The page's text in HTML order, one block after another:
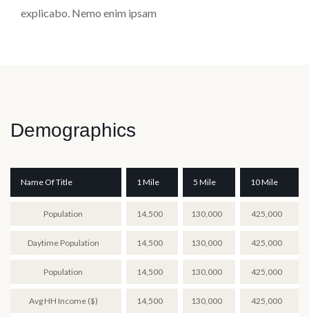
explicabo. Nemo enim ipsam
Demographics
Name Of Title 1 Mile 5 Mile 10 Mile
Population 14,500 130,000 425,000
Daytime Population 14,500 130,000 425,000
Population 14,500 130,000 425,000
Avg HH Income ($) 14,500 130,000 425,000